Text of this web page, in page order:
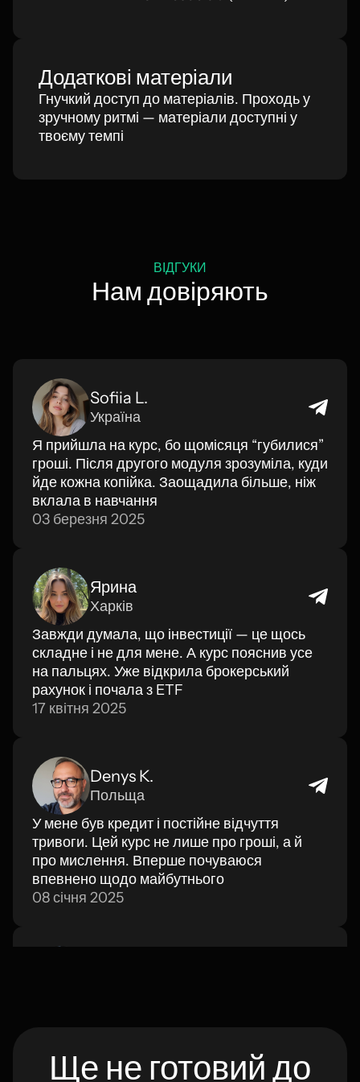
Додаткові матеріали
Гнучкий доступ до матеріалів. Проходь у
зручному ритмі — матеріали доступні у
твоєму темпі
ВІДГУКИ
Нам довіряють
Sofiia L.
Україна
Я прийшла на курс, бо щомісяця “губилися”
гроші. Після другого модуля зрозуміла, куди
йде кожна копійка. Заощадила більше, ніж
вклала в навчання
03 березня 2025
Ярина
Харків
Завжди думала, що інвестиції — це щось
складне і не для мене. А курс пояснив усе
на пальцях. Уже відкрила брокерський
рахунок і почала з ETF
17 квітня 2025
Denys K.
Польща
У мене був кредит і постійне відчуття
тривоги. Цей курс не лише про гроші, а й
про мислення. Вперше почуваюся
впевнено щодо майбутнього
08 січня 2025
Найбільше сподобались шаблони для
бюджету — дуже зручні.
Ще не готовий до